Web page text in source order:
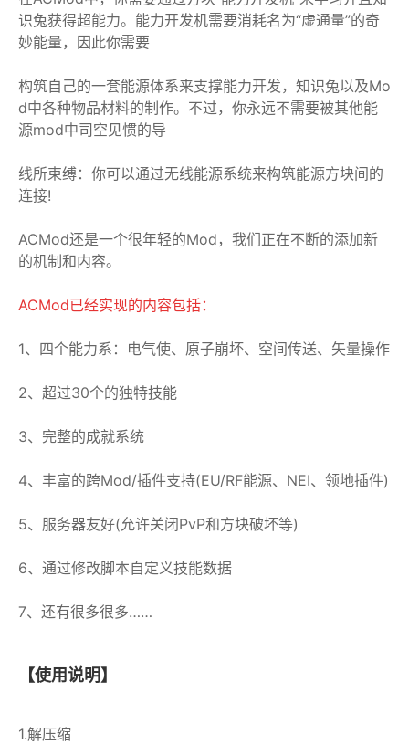
识兔获得超能力。能力开发机需要消耗名为“虚通量”的奇
妙能量，因此你需要
构筑自己的一套能源体系来支撑能力开发，知识兔以及Mo
d中各种物品材料的制作。不过，你永远不需要被其他能
源mod中司空见惯的导
线所束缚：你可以通过无线能源系统来构筑能源方块间的
连接!
ACMod还是一个很年轻的Mod，我们正在不断的添加新
的机制和内容。
ACMod已经实现的内容包括：
1、四个能力系：电气使、原子崩坏、空间传送、矢量操作
2、超过30个的独特技能
3、完整的成就系统
4、丰富的跨Mod/插件支持(EU/RF能源、NEI、领地插件)
5、服务器友好(允许关闭PvP和方块破坏等)
6、通过修改脚本自定义技能数据
7、还有很多很多……
【使用说明】
1.解压缩